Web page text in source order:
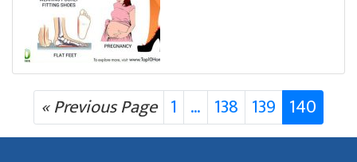
« Previous Page 1 … 138 139 140